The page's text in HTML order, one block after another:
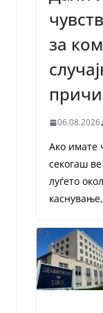
за
06.08.2026
Ако имате
секогаш
луѓето